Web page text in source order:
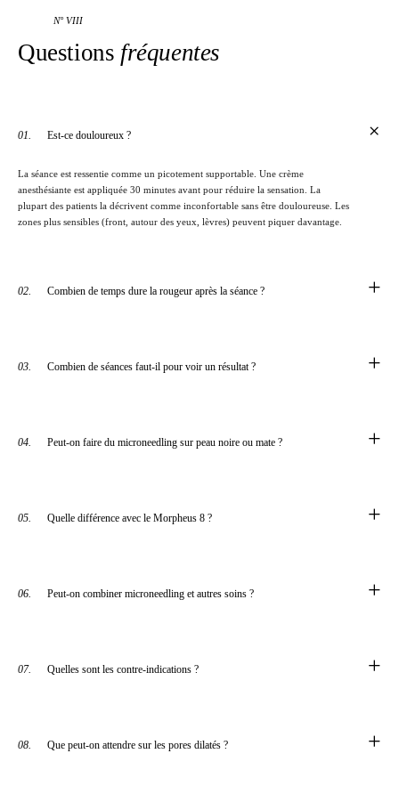
N° VIII
Questions fréquentes
01. Est-ce douloureux ? +
La séance est ressentie comme un picotement supportable. Une crème
anesthésiante est appliquée 30 minutes avant pour réduire la sensation. La
plupart des patients la décrivent comme inconfortable sans être douloureuse. Les
zones plus sensibles (front, autour des yeux, lèvres) peuvent piquer davantage.
02. Combien de temps dure la rougeur après la séance ? +
03. Combien de séances faut-il pour voir un résultat ? +
04. Peut-on faire du microneedling sur peau noire ou mate ? +
05. Quelle différence avec le Morpheus 8 ? +
06. Peut-on combiner microneedling et autres soins ? +
07. Quelles sont les contre-indications ? +
08. Que peut-on attendre sur les pores dilatés ? +